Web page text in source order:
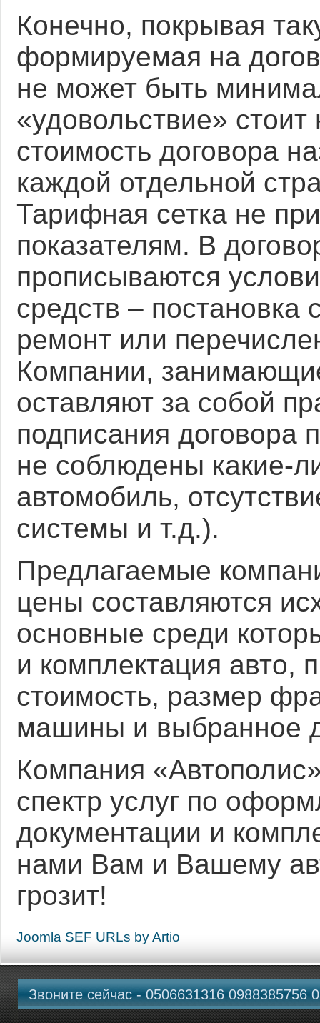
Конечно, покрывая
формируемая на
не может быть
«удовольствие»
стоимость договора
каждой отдельной
Тарифная сетка не
показателям. В
прописываются
средств –
ремонт или
Компании,
оставляют за собой
подписания договора
не соблюдены какие-
автомобиль,
системы и т.д.).
Предлагаемые
цены составляются
основные среди
и комплектация авто,
стоимость, размер
машины и выбранное
Компания
спектр услуг по
документации и
нами Вам и Вашему
грозит!
Joomla SEF URLs by Artio
Звоните сейчас - 0506631316 0988385756